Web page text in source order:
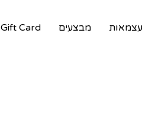
מבצעים Gift Card